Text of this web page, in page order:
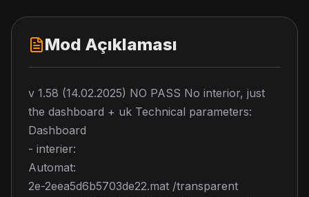
Mod Açıklaması
v 1.58 (14.02.2025) NO PASS No interior, just
the dashboard + uk Technical parameters:
Dashboard
- interier:
Automat:
2e-2eea5d6b5703de22.mat /transparent